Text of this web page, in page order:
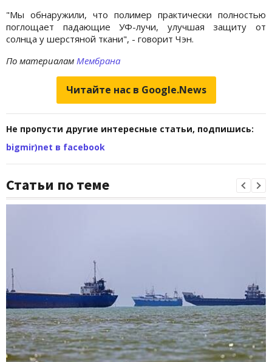
"Мы обнаружили, что полимер практически полностью
поглощает падающие УФ-лучи, улучшая защиту от
солнца у шерстяной ткани", - говорит Чэн.
По материалам Мембрана
Читайте нас в Google.News
Не пропусти другие интересные статьи, подпишись:
bigmir)net в facebook
Статьи по теме